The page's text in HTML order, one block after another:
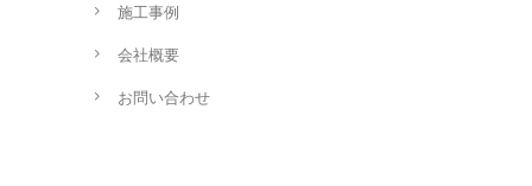
施工事例
会社概要
お問い合わせ